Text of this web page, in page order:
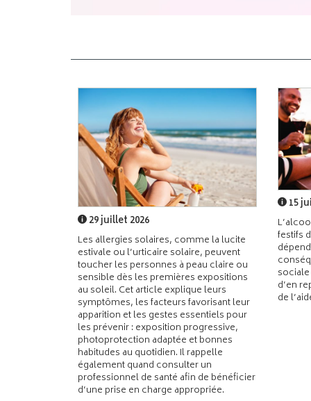
29 juillet 2026
Les allergies solaires, comme la lucite
estivale ou l’urticaire solaire, peuvent
toucher les personnes à peau claire ou
sensible dès les premières expositions
au soleil. Cet article explique leurs
symptômes, les facteurs favorisant leur
apparition et les gestes essentiels pour
les prévenir : exposition progressive,
photoprotection adaptée et bonnes
habitudes au quotidien. Il rappelle
également quand consulter un
professionnel de santé afin de bénéficier
d’une prise en charge appropriée.
15
festifs
d’en
de